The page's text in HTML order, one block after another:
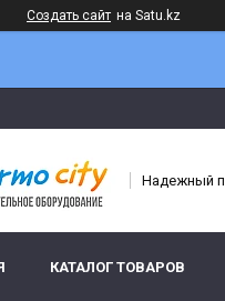
Создать сайт на Satu.kz
Надежный
КАТАЛОГ ТОВАРОВ